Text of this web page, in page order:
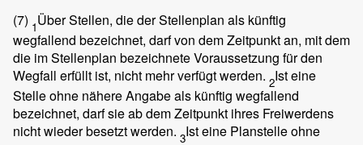
(7) 1Über Stellen, die der Stellenplan als künftig
wegfallend bezeichnet, darf von dem Zeitpunkt an, mit dem
die im Stellenplan bezeichnete Voraussetzung für den
Wegfall erfüllt ist, nicht mehr verfügt werden. 2Ist eine
Stelle ohne nähere Angabe als künftig wegfallend
bezeichnet, darf sie ab dem Zeitpunkt ihres Freiwerdens
nicht wieder besetzt werden. 3Ist eine Planstelle ohne